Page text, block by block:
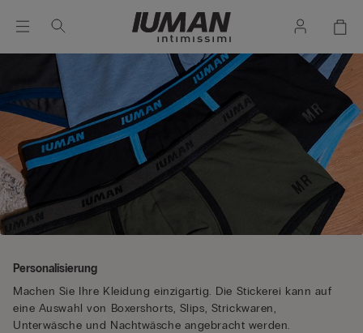
Personalisierung
Machen Sie Ihre Kleidung einzigartig. Die Stickerei kann auf
eine Auswahl von Boxershorts, Slips, Strickwaren,
Unterwäsche und Nachtwäsche angebracht werden.